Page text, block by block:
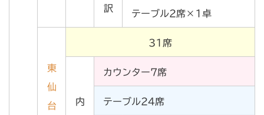
訳
テーブル2席×1卓
東
仙
台
31席
内
カウンター7席
テーブル24席